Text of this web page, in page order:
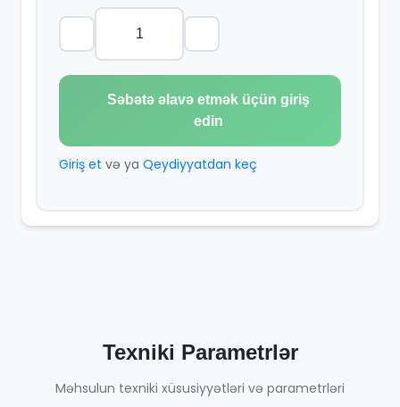
Səbətə əlavə etmək üçün giriş
edin
Giriş et və ya Qeydiyyatdan keç
Texniki Parametrlər
Məhsulun texniki xüsusiyyətləri və parametrləri